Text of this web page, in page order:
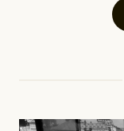
journalistik som
jaga inbördes
McGowan riktar